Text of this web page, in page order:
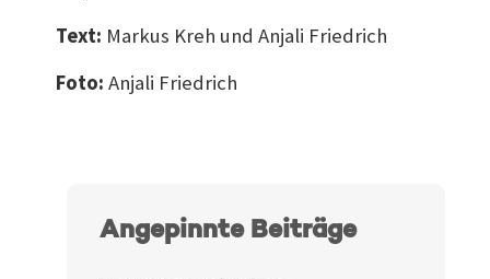
Text: Markus Kreh und Anjali Friedrich
Foto: Anjali Friedrich
Angepinnte Beiträge